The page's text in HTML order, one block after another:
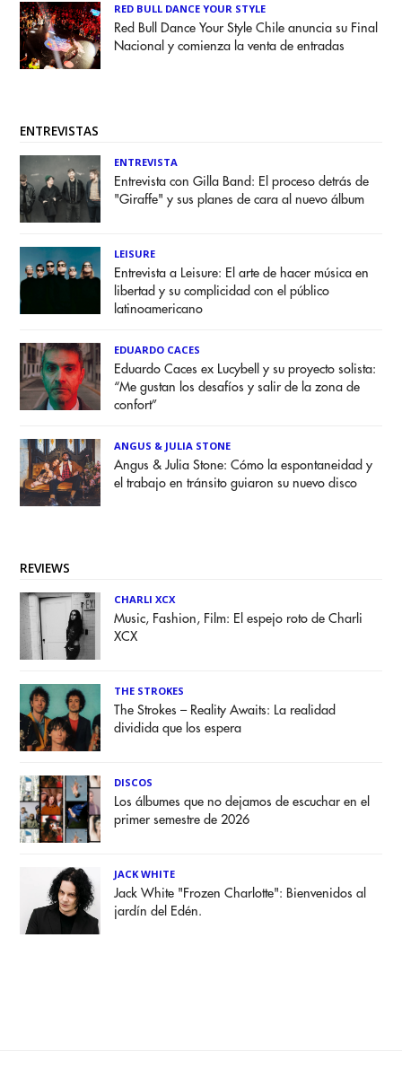
RED BULL DANCE YOUR STYLE
Red Bull Dance Your Style Chile anuncia su Final
Nacional y comienza la venta de entradas
ENTREVISTAS
ENTREVISTA
Entrevista con Gilla Band: El proceso detrás de
"Giraffe" y sus planes de cara al nuevo álbum
LEISURE
Entrevista a Leisure: El arte de hacer música en
libertad y su complicidad con el público
latinoamericano
EDUARDO CACES
Eduardo Caces ex Lucybell y su proyecto solista:
“Me gustan los desafíos y salir de la zona de
confort”
ANGUS & JULIA STONE
Angus & Julia Stone: Cómo la espontaneidad y
el trabajo en tránsito guiaron su nuevo disco
REVIEWS
CHARLI XCX
Music, Fashion, Film: El espejo roto de Charli
XCX
THE STROKES
The Strokes – Reality Awaits: La realidad
dividida que los espera
DISCOS
Los álbumes que no dejamos de escuchar en el
primer semestre de 2026
JACK WHITE
Jack White "Frozen Charlotte": Bienvenidos al
jardín del Edén.